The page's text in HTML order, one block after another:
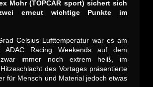
Mohr (TOPCAR sport) sichert sich
erneut wichtige Punkte im
Celsius Lufttemperatur war es am
ADAC Racing Weekends auf dem
zwar immer noch extrem heiß, im
des Vortages präsentierte
für Mensch und Material jedoch etwas